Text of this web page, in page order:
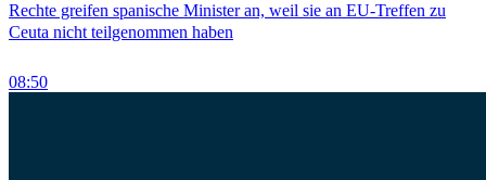
Rechte greifen spanische Minister an, weil sie an EU-Treffen zu
Ceuta nicht teilgenommen haben
08:50